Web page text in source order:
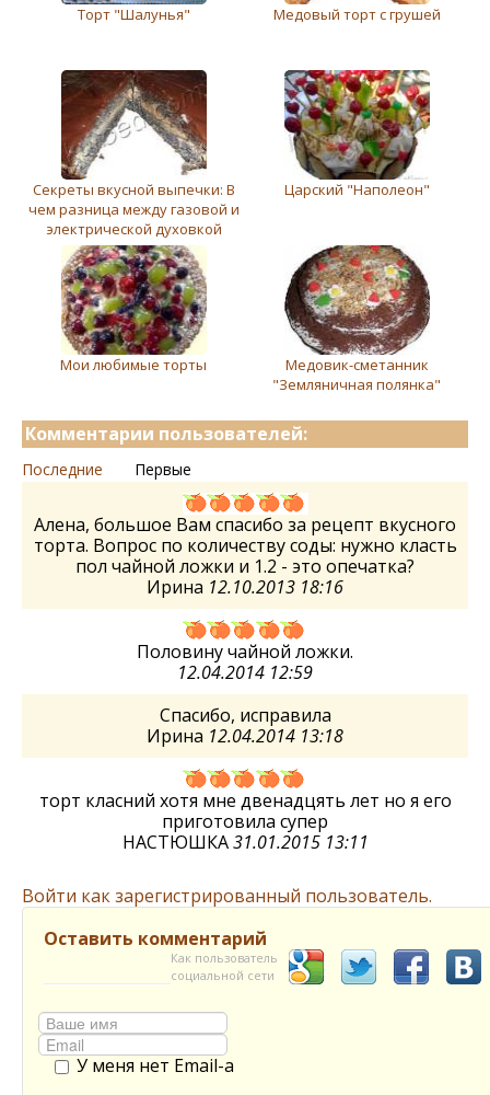
Торт "Шалунья" Медовый торт с грушей
Секреты вкусной выпечки: В
чем разница между газовой и
электрической духовкой
Царский "Наполеон"
Мои любимые торты
Медовик-сметанник
"Земляничная полянка"
Комментарии пользователей:
Последние Первые
Алена, большое Вам спасибо за рецепт вкусного
торта. Вопрос по количеству соды: нужно класть
пол чайной ложки и 1.2 - это опечатка?
Ирина 12.10.2013 18:16
Половину чайной ложки.
12.04.2014 12:59
Спасибо, исправила
Ирина 12.04.2014 13:18
торт класний хотя мне двенадцять лет но я его
приготовила супер
НАСТЮШКА31.01.2015 13:11
Войти как зарегистрированный пользователь.
Оставить комментарий
Как пользователь
социальной сети
У меня нет Email-а